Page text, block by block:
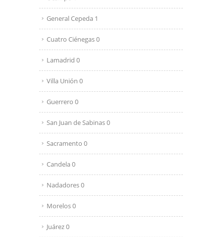
General Cepeda 1
Cuatro Ciénegas 0
Lamadrid 0
Villa Unión 0
Guerrero 0
San Juan de Sabinas 0
Sacramento 0
Candela 0
Nadadores 0
Morelos 0
Juárez 0